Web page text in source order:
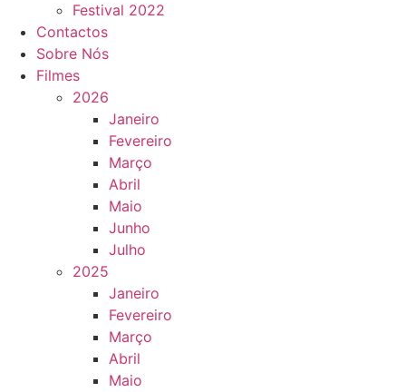
Festival 2022
Contactos
Sobre Nós
Filmes
2026
Janeiro
Fevereiro
Março
Abril
Maio
Junho
Julho
2025
Janeiro
Fevereiro
Março
Abril
Maio